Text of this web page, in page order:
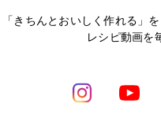
「きちんとおいしく作れる」
レシピ動画を